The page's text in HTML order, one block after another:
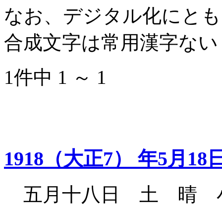
なお、デジタル化にと
合成文字は常用漢字な
1件中 1 ～ 1
1918（大正7） 年5月18
五月十八日 土 晴 小